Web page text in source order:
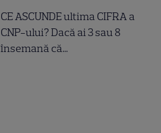
CE ASCUNDE ultima CIFRA a
CNP-ului? Dacă ai 3 sau 8
însemană că...